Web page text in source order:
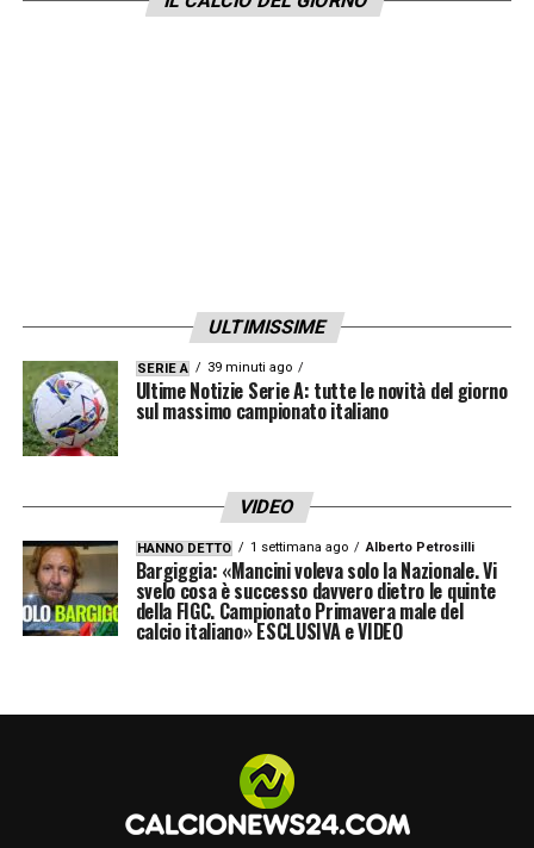
ULTIMISSIME
SERIE A 39 minuti ago
Ultime Notizie Serie A: tutte le novità del giorno
sul massimo campionato italiano
VIDEO
HANNO DETTO 1 settimana ago Alberto Petrosilli
Bargiggia: «Mancini voleva solo la Nazionale. Vi
svelo cosa è successo davvero dietro le quinte
della FIGC. Campionato Primavera male del
calcio italiano» ESCLUSIVA e VIDEO